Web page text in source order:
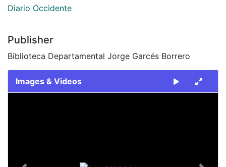
Diario Occidente
Publisher
Biblioteca Departamental Jorge Garcés Borrero
Images & Videos